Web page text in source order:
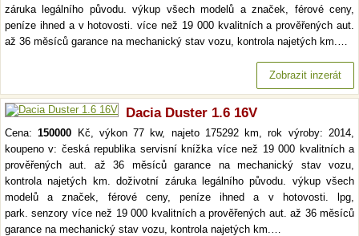
záruka legálního původu. výkup všech modelů a značek, férové ceny,
peníze ihned a v hotovosti. více než 19 000 kvalitních a prověřených aut.
až 36 měsíců garance na mechanický stav vozu, kontrola najetých km.…
Zobrazit inzerát
Dacia Duster 1.6 16V
Cena:150000 Kč, výkon 77 kw, najeto 175292 km, rok výroby: 2014,
koupeno v: česká republika servisní knížka více než 19 000 kvalitních a
prověřených aut. až 36 měsíců garance na mechanický stav vozu,
kontrola najetých km. doživotní záruka legálního původu. výkup všech
modelů a značek, férové ceny, peníze ihned a v hotovosti. lpg,
park. senzory více než 19 000 kvalitních a prověřených aut. až 36 měsíců
garance na mechanický stav vozu, kontrola najetých km.…